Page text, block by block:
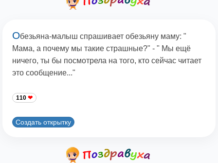
Обезьяна-малыш спрашивает обезьяну маму: "
Мама, а почему мы такие страшные?" - " Мы ещё
ничего, ты бы посмотрела на того, кто сейчас читает
это сообщение..."
110
Создать открытку